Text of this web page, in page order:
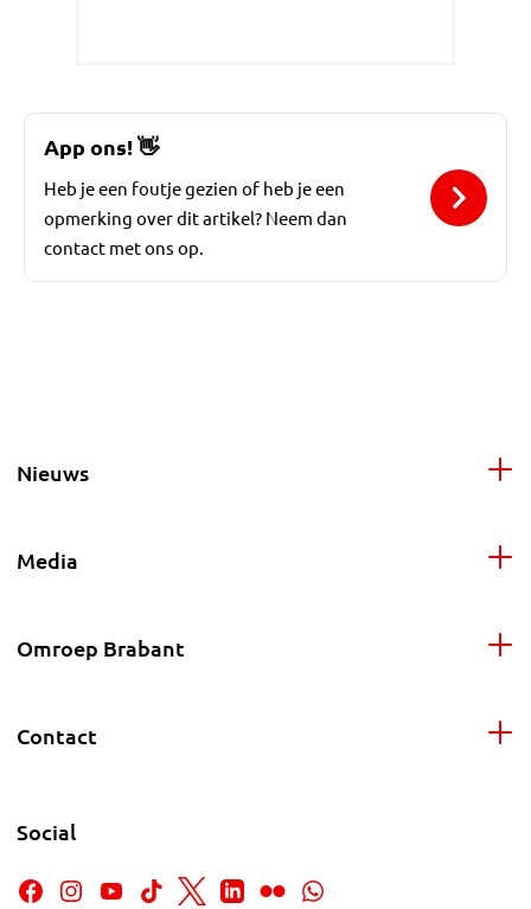
App ons!👋
Heb je een foutje gezien of heb je een
opmerking over dit artikel? Neem dan
contact met ons op.
Nieuws
Media
Omroep Brabant
Contact
Social